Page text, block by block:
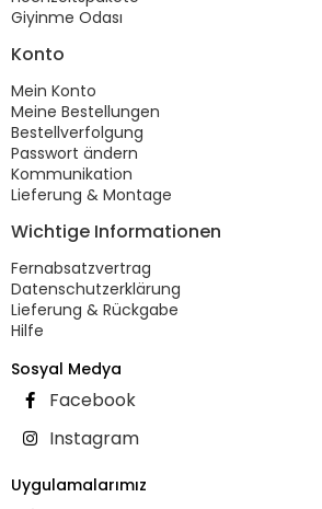
Giyinme Odası
Konto
Mein Konto
Meine Bestellungen
Bestellverfolgung
Passwort ändern
Kommunikation
Lieferung & Montage
Wichtige Informationen
Fernabsatzvertrag
Datenschutzerklärung
Lieferung & Rückgabe
Hilfe
Sosyal Medya
Facebook
Instagram
Uygulamalarımız